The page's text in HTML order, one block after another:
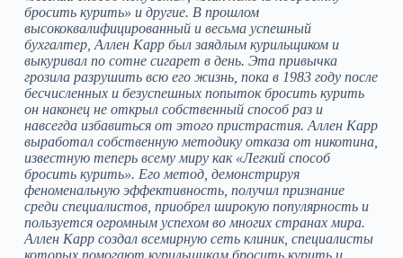
бросить курить» и другие. В прошлом
высококвалифицированный и весьма успешный
бухгалтер, Аллен Карр был заядлым курильщиком и
выкуривал по сотне сигарет в день. Эта привычка
грозила разрушить всю его жизнь, пока в 1983 году после
бесчисленных и безуспешных попыток бросить курить
он наконец не открыл собственный способ раз и
навсегда избавиться от этого пристрастия. Аллен Карр
выработал собственную методику отказа от никотина,
известную теперь всему миру как «Легкий способ
бросить курить». Его метод, демонстрируя
феноменальную эффективность, получил признание
среди специалистов, приобрел широкую популярность и
пользуется огромным успехом во многих странах мира.
Аллен Карр создал всемирную сеть клиник, специалисты
которых помогают курильщикам бросить курить и